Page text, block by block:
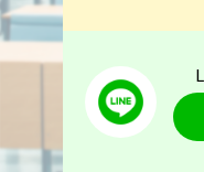
空席あり
東京校 オンライ